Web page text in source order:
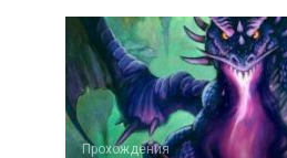
Прохождения